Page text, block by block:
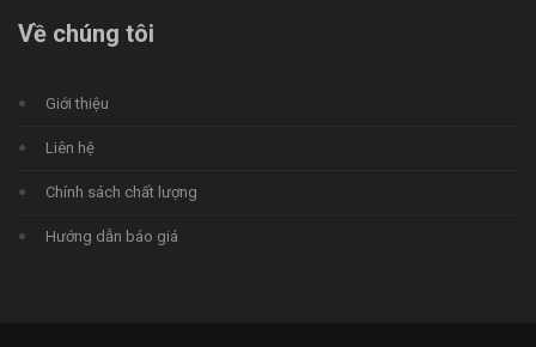
Về chúng tôi
Giới thiệu
Liên hệ
Chính sách chất lượng
Hướng dẫn báo giá